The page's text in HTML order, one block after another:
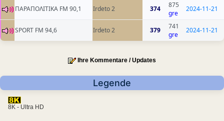
ΠΑΡΑΠΟΛΙΤΙΚΑ FM 90,1 Irdeto 2 374
875
gre
2024-11-21
SPORT FM 94,6 Irdeto 2 379
741
gre
2024-11-21
Ihre Kommentare / Updates
Legende
8K - Ultra HD